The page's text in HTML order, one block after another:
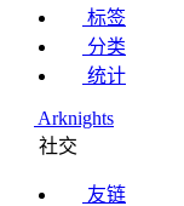
标签
分类
统计
Arknights
社交
友链